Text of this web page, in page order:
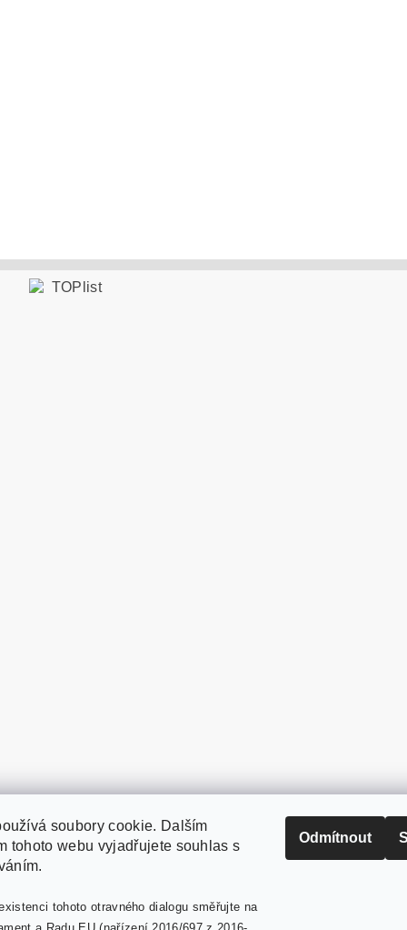
PaperModel.cz
soubory cookie. Dalším
tohoto webu vyjadřujete souhlas s
tohoto otravného dialogu směřujte na
Odmítnout